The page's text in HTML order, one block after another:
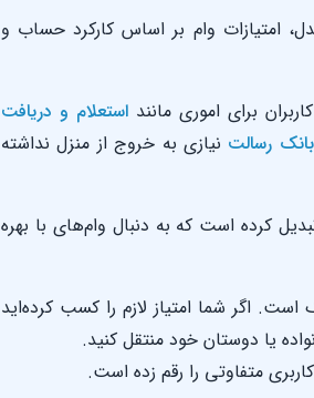
امتیازات وام بر اساس کارکرد حساب و
برای اموری مانند استعلام و دریافت
رسالت نیازی به خروج از منزل نداشته
کرده است که به دنبال وام‌های با بهره
است. اگر شما امتیاز لازم را کسب کرده‌اید
یا دوستان خود منتقل کنید.
متفاوتی را رقم زده است.